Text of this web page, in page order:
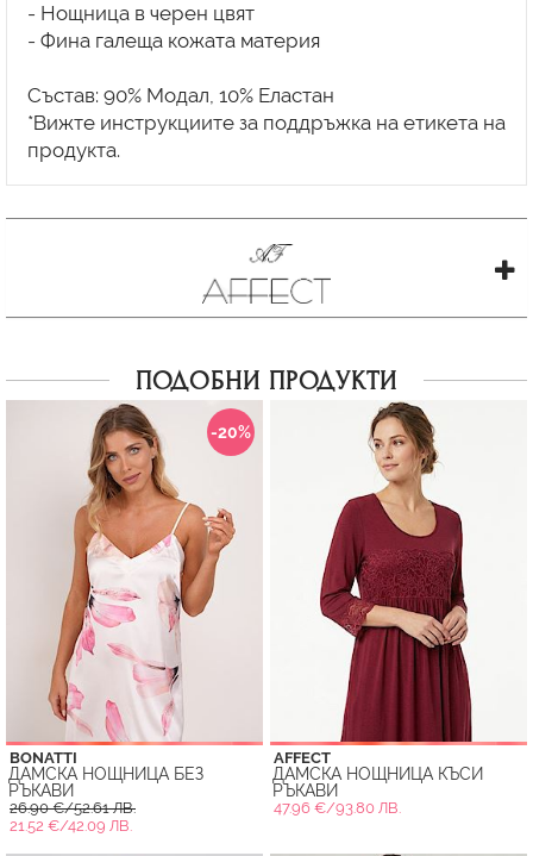
- Нощница в черен цвят
- Фина галеща кожата материя
Състав: 90% Модал, 10% Еластан
*Вижте инструкциите за поддръжка на етикета на
продукта.
ПОДОБНИ ПРОДУКТИ
-20%
BONATTI
ДАМСКА НОЩНИЦА БЕЗ
РЪКАВИ
26.90 €/52.61 ЛВ.
21.52 €/42.09 ЛВ.
AFFECT
ДАМСКА НОЩНИЦА КЪСИ
РЪКАВИ
47.96 €/93.80 ЛВ.